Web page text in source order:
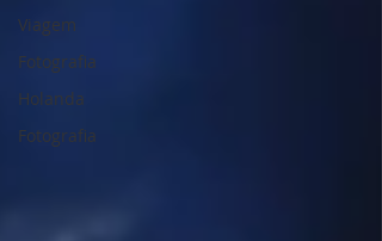
Viagem
Fotografia
Holanda
Fotografia